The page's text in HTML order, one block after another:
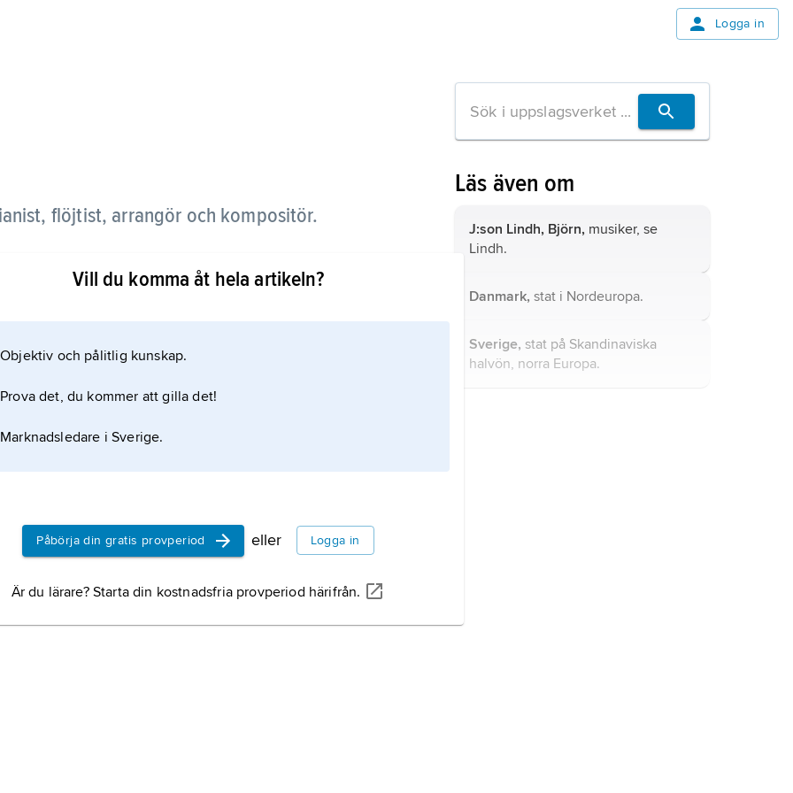
Logga in
flöjtist, arrangör och kompositör.
1960-talet som skivarrangör åt Cornelis
han ut ett flertal LP-skivor, t.ex.
Schaffer och gruppen Hörselmat.
Vill du komma åt hela artikeln?
Objektiv och pålitlig kunskap.
Prova det, du kommer att gilla det!
Marknadsledare i Sverige.
Påbörja din gratis provperiod eller Logga in
Är du lärare? Starta din kostnadsfria provperiod härifrån.
Läs även om
J:son Lindh, Björn, musiker, se
Lindh.
Danmark, stat i Nordeuropa.
Sverige, stat på Skandinaviska
halvön, norra Europa.